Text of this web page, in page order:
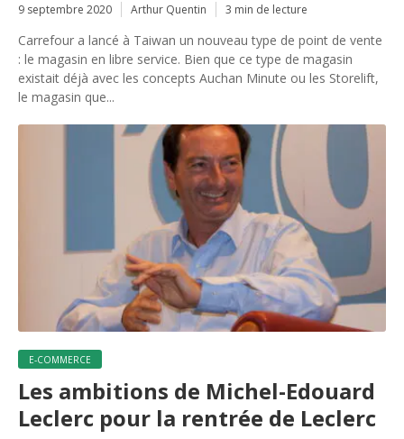
9 septembre 2020 Arthur Quentin 3 min de lecture
Carrefour a lancé à Taiwan un nouveau type de point de vente
: le magasin en libre service. Bien que ce type de magasin
existait déjà avec les concepts Auchan Minute ou les Storelift,
le magasin que...
E-COMMERCE
Les ambitions de Michel-Edouard
Leclerc pour la rentrée de Leclerc